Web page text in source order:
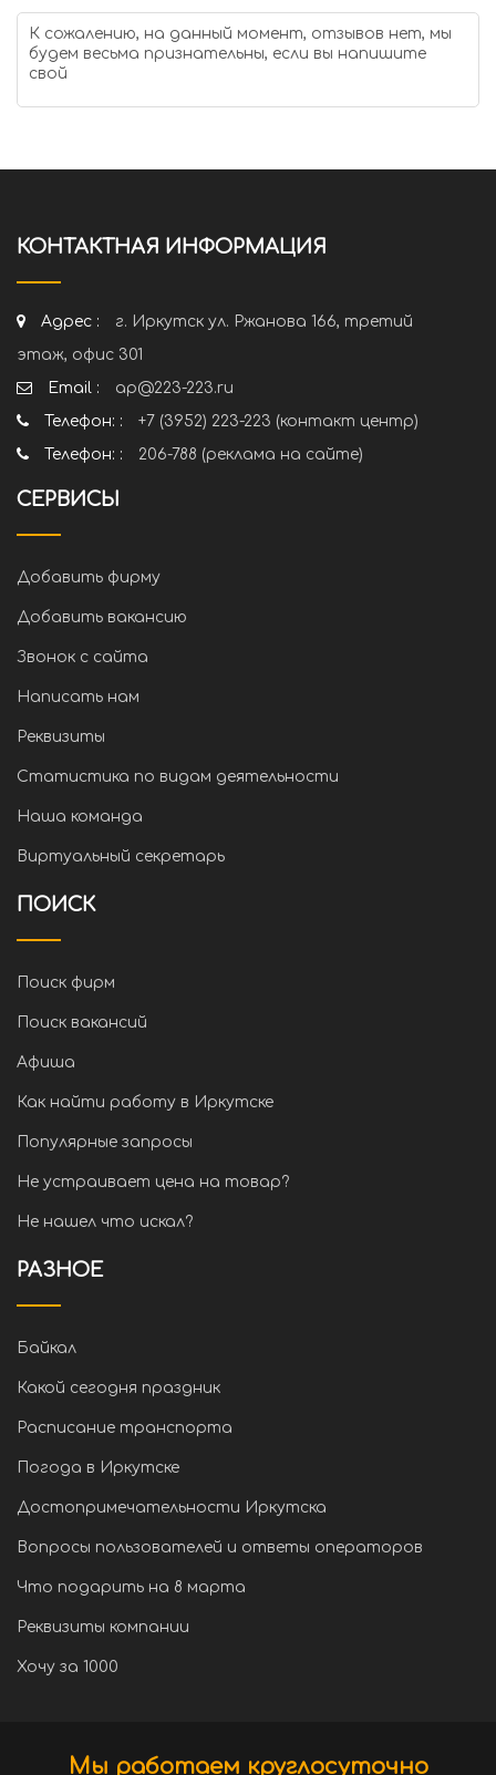
К сожалению, на данный момент, отзывов нет, мы
будем весьма признательны, если вы напишите
свой
КОНТАКТНАЯ ИНФОРМАЦИЯ
Адрес :
г. Иркутск ул. Ржанова 166, третий
этаж, офис 301
Email :
ap@223-223.ru
Телефон: :
+7 (3952) 223-223 (контакт центр)
Телефон: :
206-788 (реклама на сайте)
СЕРВИСЫ
Добавить фирму
Добавить вакансию
Звонок с сайта
Написать нам
Реквизиты
Статистика по видам деятельности
Наша команда
Виртуальный секретарь
ПОИСК
Поиск фирм
Поиск вакансий
Афиша
Как найти работу в Иркутске
Популярные запросы
Не устраивает цена на товар?
Не нашел что искал?
РАЗНОЕ
Байкал
Какой сегодня праздник
Расписание транспорта
Погода в Иркутске
Достопримечательности Иркутска
Вопросы пользователей и ответы операторов
Что подарить на 8 марта
Реквизиты компании
Хочу за 1000
Мы работаем круглосуточно